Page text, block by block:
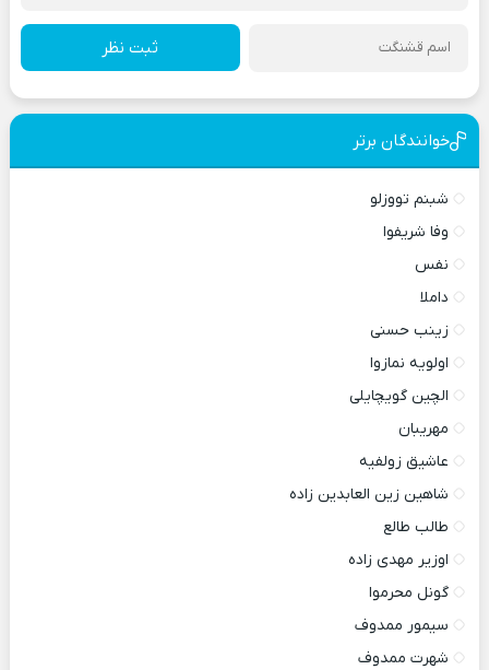
ثبت نظر
خوانندگان برتر
شبنم تووزلو
وفا شریفوا
نفس
داملا
زینب حسنی
اولویه نمازوا
الچین گویچایلی
مهریبان
عاشیق زولفیه
شاهین زین العابدین زاده
طالب طالع
اوزیر مهدی زاده
گونل محرموا
سیمور ممدوف
شهرت ممدوف